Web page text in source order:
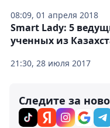
08:09, 01 апреля 2018
21:30, 28 июля 2017
Smart Lady: 5
ученных из
Следите за